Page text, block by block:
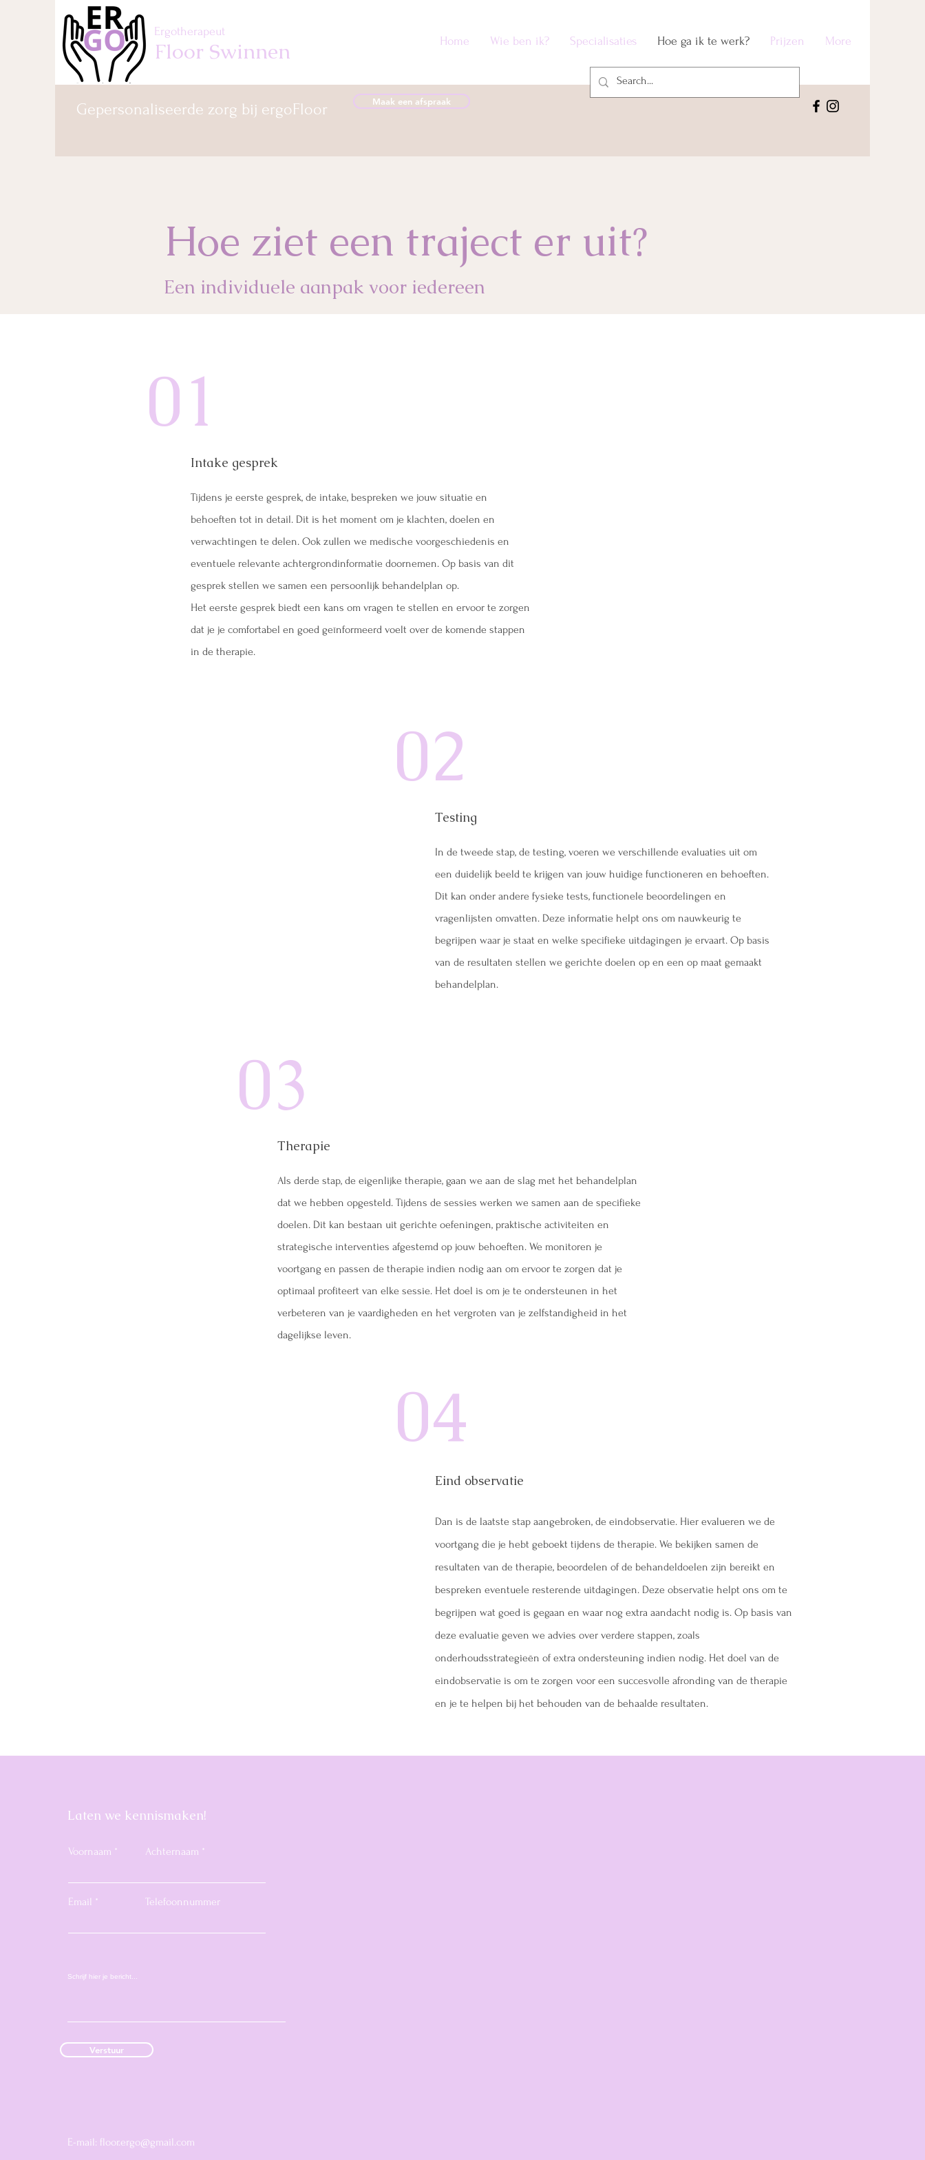
Ergotherapeut
Floor Swinnen Home Wie ben ik? Specialisaties Hoe ga ik te werk? Prijzen More
Gepersonaliseerde zorg bij ergoFloor Maak een afspraak
Hoe ziet een traject er uit?
Een individuele aanpak voor iedereen
01
Intake gesprek
Tijdens je eerste gesprek, de intake, bespreken we jouw situatie en
behoeften tot in detail. Dit is het moment om je klachten, doelen en
verwachtingen te delen. Ook zullen we medische voorgeschiedenis en
eventuele relevante achtergrondinformatie doornemen. Op basis van dit
gesprek stellen we samen een persoonlijk behandelplan op.
Het eerste gesprek biedt een kans om vragen te stellen en ervoor te zorgen
dat je je comfortabel en goed geïnformeerd voelt over de komende stappen
in de therapie.
02
Testing
In de tweede stap, de testing, voeren we verschillende evaluaties uit om
een duidelijk beeld te krijgen van jouw huidige functioneren en behoeften.
Dit kan onder andere fysieke tests, functionele beoordelingen en
vragenlijsten omvatten. Deze informatie helpt ons om nauwkeurig te
begrijpen waar je staat en welke specifieke uitdagingen je ervaart. Op basis
van de resultaten stellen we gerichte doelen op en een op maat gemaakt
behandelplan.
03
Therapie
Als derde stap, de eigenlijke therapie, gaan we aan de slag met het behandelplan
dat we hebben opgesteld. Tijdens de sessies werken we samen aan de specifieke
doelen. Dit kan bestaan uit gerichte oefeningen, praktische activiteiten en
strategische interventies afgestemd op jouw behoeften. We monitoren je
voortgang en passen de therapie indien nodig aan om ervoor te zorgen dat je
optimaal profiteert van elke sessie. Het doel is om je te ondersteunen in het
verbeteren van je vaardigheden en het vergroten van je zelfstandigheid in het
dagelijkse leven.
04
Eind observatie
Dan is de laatste stap aangebroken, de eindobservatie. Hier evalueren we de
voortgang die je hebt geboekt tijdens de therapie. We bekijken samen de
resultaten van de therapie, beoordelen of de behandeldoelen zijn bereikt en
bespreken eventuele resterende uitdagingen. Deze observatie helpt ons om te
begrijpen wat goed is gegaan en waar nog extra aandacht nodig is. Op basis van
deze evaluatie geven we advies over verdere stappen, zoals
onderhoudsstrategieën of extra ondersteuning indien nodig. Het doel van de
eindobservatie is om te zorgen voor een succesvolle afronding van de therapie
en je te helpen bij het behouden van de behaalde resultaten.
Laten we kennismaken!
Voornaam Achternaam
Email Telefoonnummer
Verstuur
E-mail: floor.ergo@gmail.com